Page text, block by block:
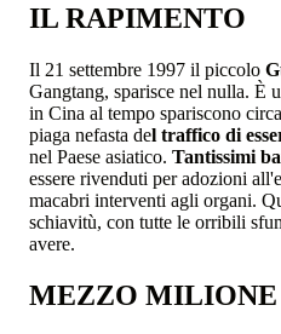
IL RAPIMENTO
Il 21 settembre 1997 il piccolo
Gangtang, sparisce nel nulla. È
in Cina al tempo spariscono
piaga nefasta del traffico di
nel Paese asiatico. Tantissimi
essere rivenduti per adozioni
macabri interventi agli organi.
schiavitù, con tutte le orribili
avere.
MEZZO